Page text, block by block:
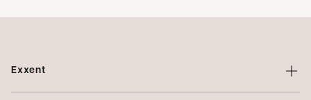
Exxent